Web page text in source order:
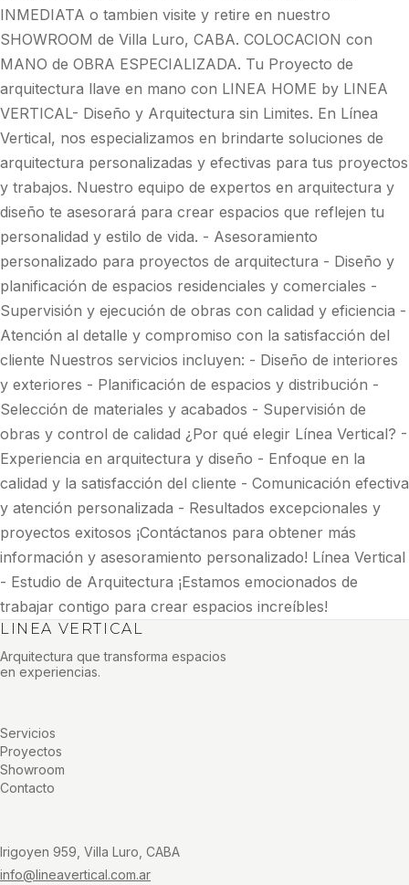
INMEDIATA o tambien visite y retire en nuestro
SHOWROOM de Villa Luro, CABA. COLOCACION con
MANO de OBRA ESPECIALIZADA. Tu Proyecto de
arquitectura llave en mano con LINEA HOME by LINEA
VERTICAL- Diseño y Arquitectura sin Limites. En Línea
Vertical, nos especializamos en brindarte soluciones de
arquitectura personalizadas y efectivas para tus proyectos
y trabajos. Nuestro equipo de expertos en arquitectura y
diseño te asesorará para crear espacios que reflejen tu
personalidad y estilo de vida. - Asesoramiento
personalizado para proyectos de arquitectura - Diseño y
planificación de espacios residenciales y comerciales -
Supervisión y ejecución de obras con calidad y eficiencia -
Atención al detalle y compromiso con la satisfacción del
cliente Nuestros servicios incluyen: - Diseño de interiores
y exteriores - Planificación de espacios y distribución -
Selección de materiales y acabados - Supervisión de
obras y control de calidad ¿Por qué elegir Línea Vertical? -
Experiencia en arquitectura y diseño - Enfoque en la
calidad y la satisfacción del cliente - Comunicación efectiva
y atención personalizada - Resultados excepcionales y
proyectos exitosos ¡Contáctanos para obtener más
información y asesoramiento personalizado! Línea Vertical
- Estudio de Arquitectura ¡Estamos emocionados de
trabajar contigo para crear espacios increíbles!
LINEA VERTICAL
Arquitectura que transforma espacios
en experiencias.
Servicios
Proyectos
Showroom
Contacto
Irigoyen 959, Villa Luro, CABA
info@lineavertical.com.ar